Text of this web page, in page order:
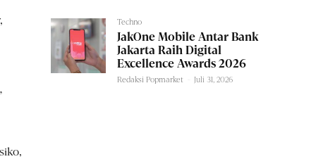
Techno
JakOne Mobile Antar Bank
Jakarta Raih Digital
Excellence Awards 2026
Redaksi Popmarket Juli 31, 2026